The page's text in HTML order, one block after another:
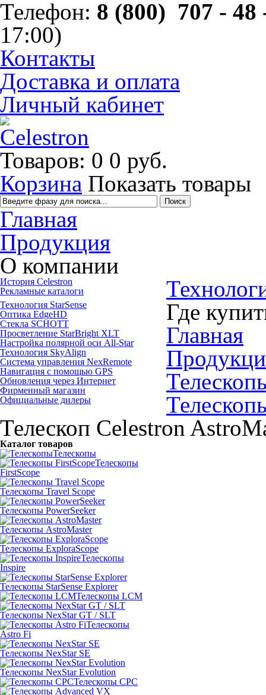
Телефон: 8 (800) 707 - 48
17:00)
Контакты
Доставка и оплата
Личный кабинет
Товаров: 0 0 руб.
Корзина Показать товары
Главная
Продукция
О компании
История Celestron
Рекламные каталоги
Технология StarSense
Оптика EdgeHD
Стекла SCHOTT
Просветление StarBright XLT
Настройка полярной оси All-Star
Технология SkyAlign
Система управления NexRemote
Навигация с помощью GPS
Обновления через Интернет
Где
Фирменный магазин
Официальные дилеры
Главная
Телескоп Celestron
Каталог товаров
Телескопы
Телескопы
FirstScope
Телескопы Travel Scope
Телескопы PowerSeeker
Телескопы AstroMaster
Телескопы ExploraScope
Телескопы
Inspire
Телескопы StarSense Explorer
Телескопы LCM
Телескопы NexStar GT / SLT
Телескопы
Astro Fi
Телескопы NexStar SE
Телескопы NexStar Evolution
Телескопы CPC